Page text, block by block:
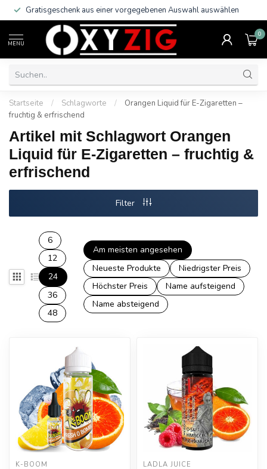
Gratisgeschenk aus einer vorgegebenen Auswahl auswählen
MENU
0
Startseite / Schlagworte /
Orangen Liquid für E-Zigaretten –
fruchtig & erfrischend
Artikel mit Schlagwort Orangen
Liquid für E-Zigaretten – fruchtig &
erfrischend
Filter
6
12
24
36
48
Am meisten angesehen
Neueste Produkte
Niedrigster Preis
Höchster Preis
Name aufsteigend
Name absteigend
K-BOOM LÄDLA JUICE